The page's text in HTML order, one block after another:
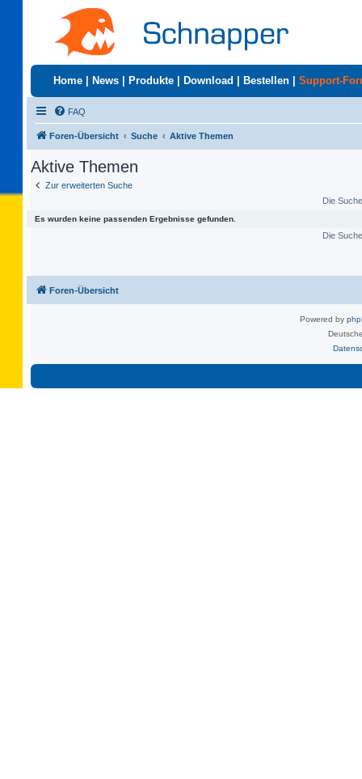
Home News Produkte Download Bestellen Support-
FAQ
Foren-Übersicht Suche Aktive Themen
Aktive Themen
Zur erweiterten Suche
Die
Es wurden keine passenden Ergebnisse gefunden.
Die
Foren-Übersicht
Powered by